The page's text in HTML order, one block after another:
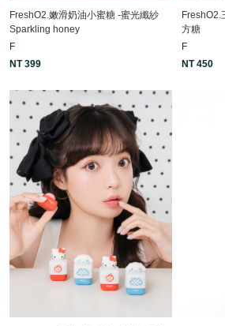
FreshO2.嫩滑奶油小蜜糖 -蜜光纖紗
Sparkling honey
F
NT 399
FreshO2.
方糖
F
NT 450